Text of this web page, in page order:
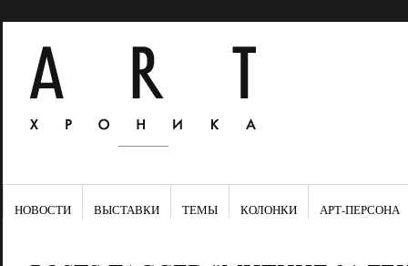
НОВОСТИ ВЫСТАВКИ ТЕМЫ КОЛОНКИ АРТ-ПЕРСОНА